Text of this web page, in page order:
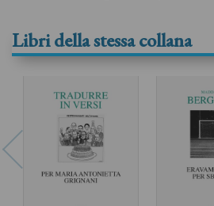
Libri della stessa collana